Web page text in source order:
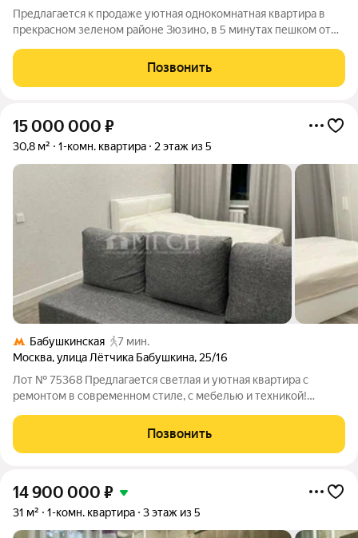
Предлагается к продаже уютная однокомнатная квартира в
прекрасном зеленом районе Зюзино, в 5 минутах пешком от
есть свободные места для парковки! Район с очень развитой
инфраструктурой!
Позвонить
15 000 000 ₽
30,8 м² 1-комн. квартира 2 этаж из 5
Бабушкинская
7 мин.
Москва,улица Лётчика Бабушкина, 25/16
Лот № 75368 Предлагается светлая и уютная квартира с
ремонтом в современном стиле, с мебелью и техникой!
так и для инвестиции: такую квартиру легко сдать, а дом
включен в программу
Позвонить
14 900 000 ₽
31 м² 1-комн. квартира 3 этаж из 5